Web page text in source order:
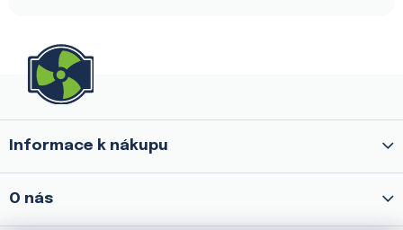
p
aInformace k nákupu
O nás